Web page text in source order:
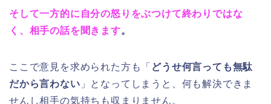
そして一方的に自分の怒りをぶつけて終わりではな
く、相手の話を聞きます。
ここで意見を求められた方も「 どうせ何言っても無駄
だから言わない 」となってしまうと、何も解決できま
せんし相手の気持ちも収まりません。